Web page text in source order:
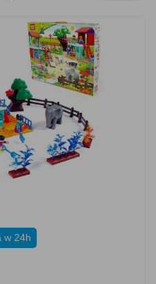
w 24h